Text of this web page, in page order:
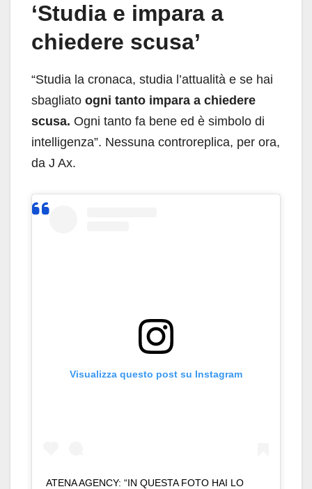
‘Studia e impara a
chiedere scusa’
“Studia la cronaca, studia l’attualità e se hai
sbagliato ogni tanto impara a chiedere
scusa. Ogni tanto fa bene ed è simbolo di
intelligenza”. Nessuna controreplica, per ora,
da J Ax.
Visualizza questo post su Instagram
ATENA AGENCY: “IN QUESTA FOTO HAI LO